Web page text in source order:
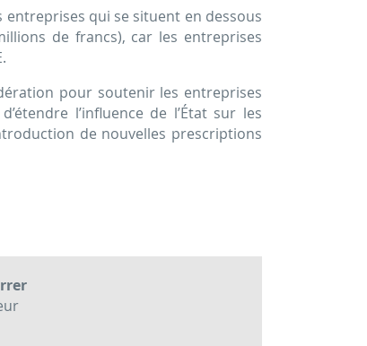
entreprises qui se situent en dessous
de francs), car les entreprises
pour soutenir les entreprises
l’influence de l’État sur les
de nouvelles prescriptions